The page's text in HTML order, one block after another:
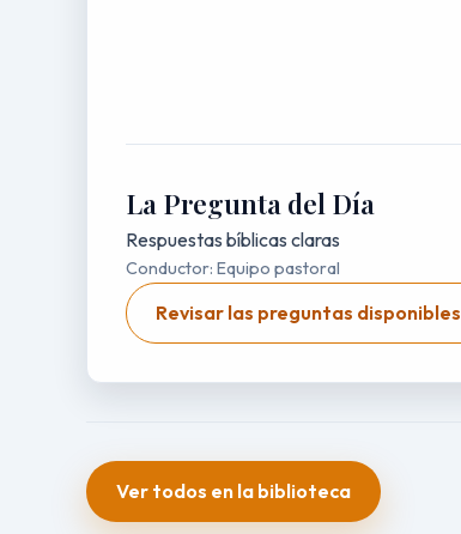
La Pregunta del Día
Respuestas bíblicas claras
Conductor: Equipo pastoral
Revisar las preguntas disponibles
Ver todos en la biblioteca